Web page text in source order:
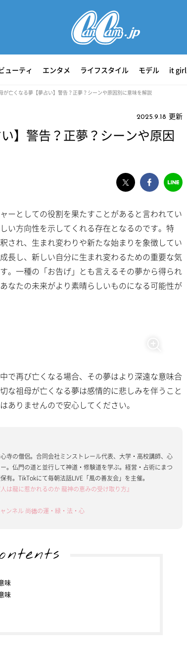
ューティ エンタメ ライフスタイル モデル it girl
が亡くなる夢【夢占い】警告？正夢？シーンや原因別に意味を解説
2025.9.18 更新
】警告？正夢？シーンや原因
ーとしての役割を果たすことがあると言われてい
い方向性を示してくれる存在となるのです。特
され、生まれ変わりや新たな始まりを象徴してい
長し、新しい自分に生まれ変わるための重要な気
。一種の「お告げ」とも言えるその夢から得られ
なたの未来がより素晴らしいものになる可能性が
で再び亡くなる場合、その夢はより深遠な意味合
な祖母が亡くなる夢は感情的に悲しみを伴うこと
ありませんので安心してください。
寺の僧侶。合同会社ミンストレール代表、大学・高校講師、心
。仏門の道と並行して神道・修験道を学ぶ。経営・占術にまつ
有。TikTokにて毎朝法話LIVE「風の善友会」を主催。
は龍に惹かれるのか 龍神の恵みの受け取り方』
ンネル 尚德の運・緑・法・心
味
味